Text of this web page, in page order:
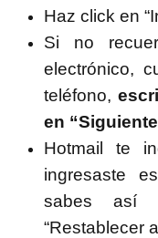
Haz click en
Si no
electrónico,
teléfono,
en
Hotmail te
ingresaste
sabes así
“Restablecer